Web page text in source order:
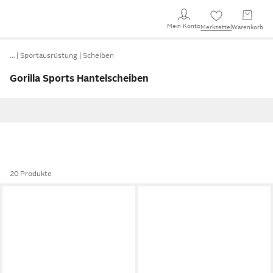
Mein KontoMerkzettel Warenkorb
… Sportausrüstung Scheiben
Gorilla Sports Hantelscheiben
20 Produkte